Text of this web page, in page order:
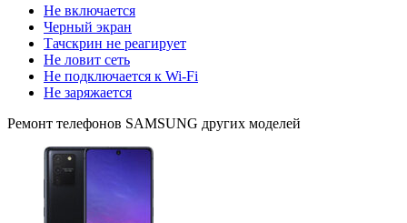
Не включается
Черный экран
Тачскрин не реагирует
Не ловит сеть
Не подключается к Wi-Fi
Не заряжается
Ремонт телефонов SAMSUNG других моделей